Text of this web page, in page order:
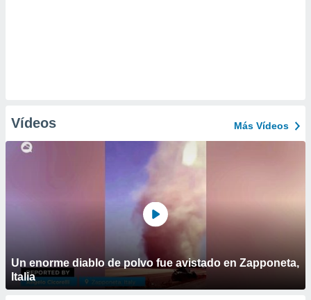
Vídeos Más Vídeos
Un enorme diablo de polvo fue avistado en Zapponeta,
Italia